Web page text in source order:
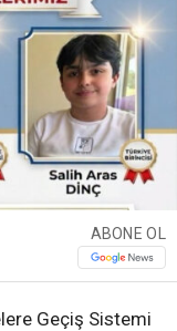
ABONE OL
Geçiş Sistemi